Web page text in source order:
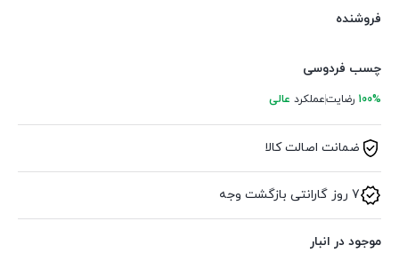
فروشنده
چسب فردوسی
100% رضایتعملکرد عالی
ضمانت اصالت کالا
7 روز گارانتی بازگشت وجه
موجود در انبار